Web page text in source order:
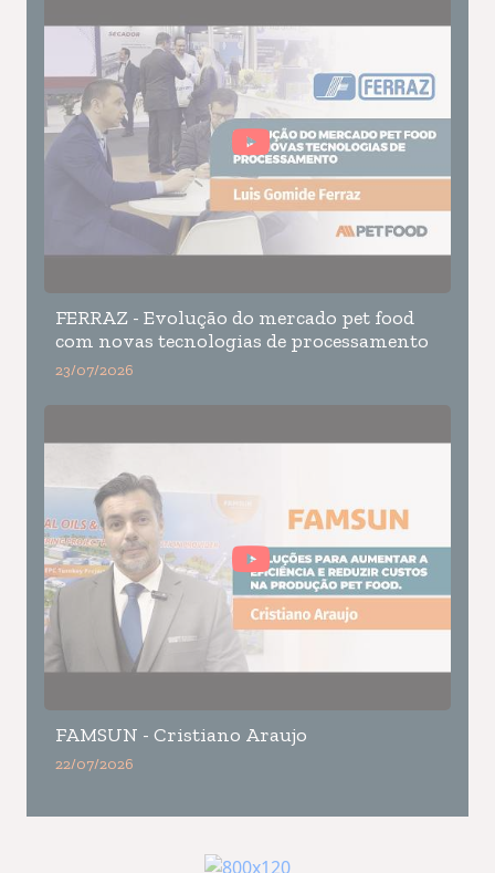
FERRAZ - Evolução do mercado pet food
com novas tecnologias de processamento
23/07/2026
FAMSUN - Cristiano Araujo
22/07/2026